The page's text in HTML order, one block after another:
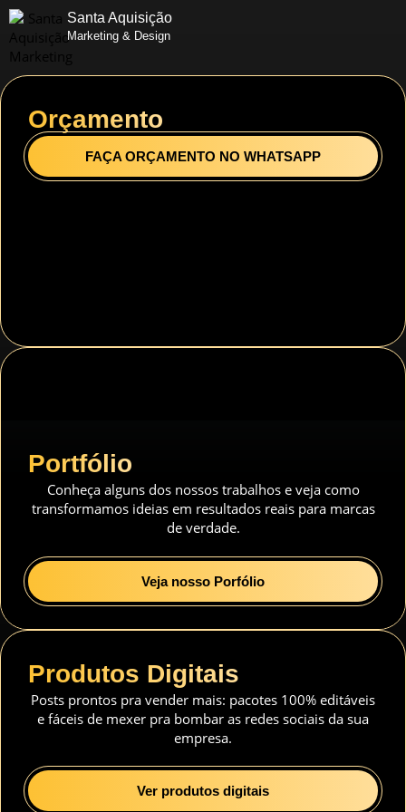
Santa Aquisição
Marketing & Design
Orçamento
FAÇA ORÇAMENTO NO WHATSAPP
Portfólio
Conheça alguns dos nossos trabalhos e veja como
transformamos ideias em resultados reais para marcas
de verdade.
Veja nosso Porfólio
Produtos Digitais
Posts prontos pra vender mais: pacotes 100% editáveis
e fáceis de mexer pra bombar as redes sociais da sua
empresa.
Ver produtos digitais